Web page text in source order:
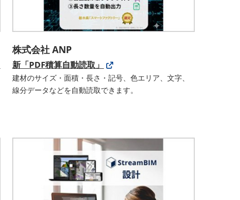
株式会社 ANP
新「PDF積算自動読取」
建材のサイズ・面積・長さ・記号、色エリア、文字、
線分データなどを自動読取できます。